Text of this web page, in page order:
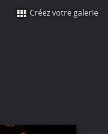
Créez votre galerie